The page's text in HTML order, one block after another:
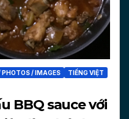
PHOTOS / IMAGES
TIẾNG VIỆT
BBQ sauce với